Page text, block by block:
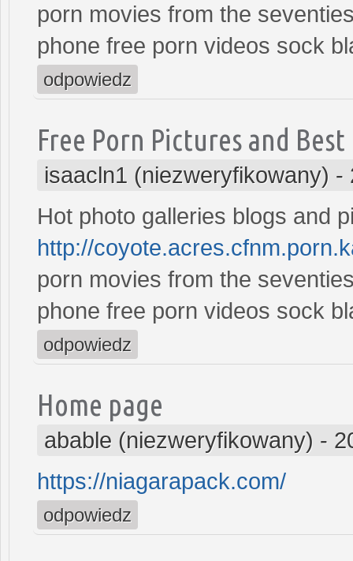
porn movies from the
phone free porn videos sock
odpowiedz
Free Porn Pictures and Best
isaacln1 (niezweryfikowany) -
Hot photo galleries blogs and
http://
porn movies from the
phone free porn videos sock
odpowiedz
Home page
abable (niezweryfikowany) -
https://niagarapack.com/
odpowiedz